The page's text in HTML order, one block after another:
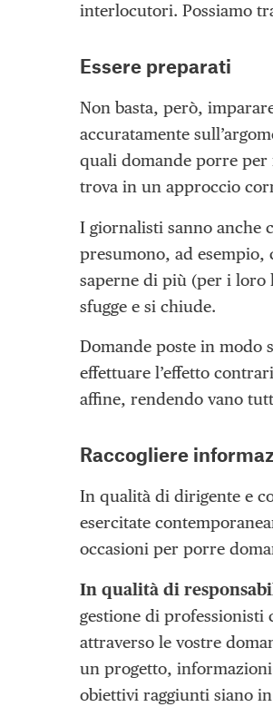
interlocutori. Possiamo
Essere preparati
Non basta, però,
accuratamente
quali domande porre per
trova in un approccio
I giornalisti sanno anche
presumono, ad esempio,
saperne di più (per i loro
sfugge e si chiude.
Domande poste in modo
effettuare l’effetto
affine, rendendo vano
Raccogliere
In qualità di dirigente e
esercitate
occasioni per porre
In qualità di
gestione di professionisti
attraverso le vostre
un progetto,
obiettivi raggiunti siano